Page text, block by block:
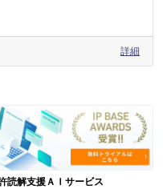
詳細
読解支援ＡＩサービス